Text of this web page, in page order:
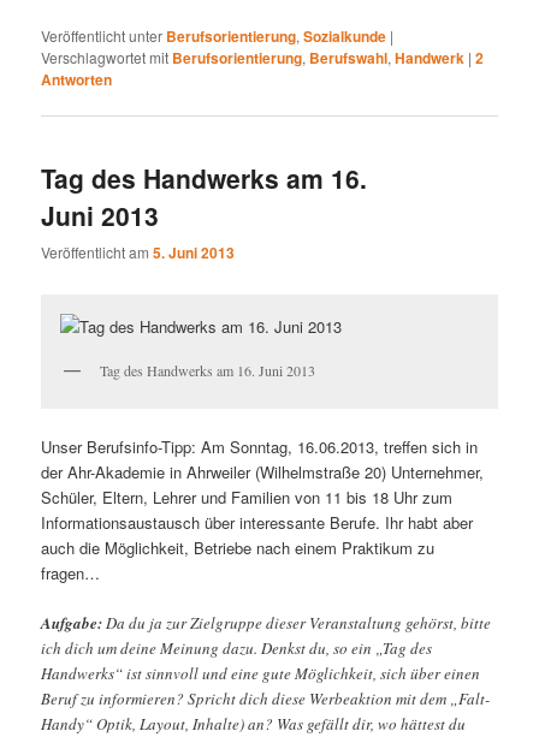
Veröffentlicht unter Berufsorientierung,Sozialkunde |
Verschlagwortet mit Berufsorientierung, Berufswahl,Handwerk |2
Antworten
Tag des Handwerks am 16.
Juni 2013
Veröffentlicht am5. Juni 2013
Tag des Handwerks am 16. Juni 2013
Unser Berufsinfo-Tipp: Am Sonntag, 16.06.2013, treffen sich in
der Ahr-Akademie in Ahrweiler (Wilhelmstraße 20) Unternehmer,
Schüler, Eltern, Lehrer und Familien von 11 bis 18 Uhr zum
Informationsaustausch über interessante Berufe. Ihr habt aber
auch die Möglichkeit, Betriebe nach einem Praktikum zu
fragen…
Aufgabe:Da du ja zur Zielgruppe dieser Veranstaltung gehörst, bitte
ich dich um deine Meinung dazu. Denkst du, so ein „Tag des
Handwerks“ ist sinnvoll und eine gute Möglichkeit, sich über einen
Beruf zu informieren? Spricht dich diese Werbeaktion mit dem „Falt-
Handy“ Optik, Layout, Inhalte) an? Was gefällt dir, wo hättest du